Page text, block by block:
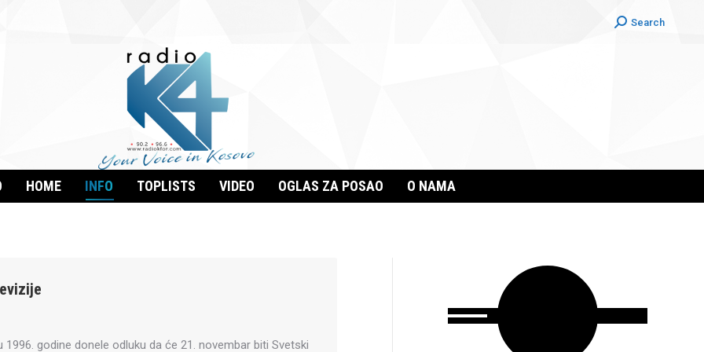
Search:
Search
HOME INFO TOPLISTS VIDEO OGLAS ZA POSAO O NAMA
1996. godine donele odluku da će 21. novembar biti Svetski